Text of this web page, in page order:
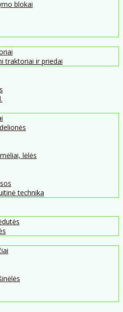
blokai
traktoriai ir priedai
lėlės
technika